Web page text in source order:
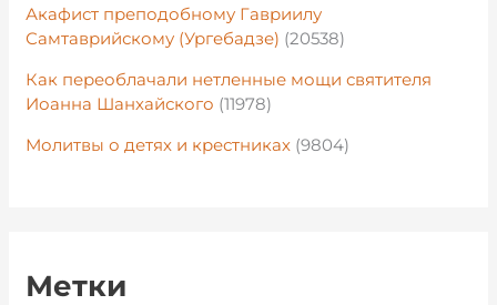
Акафист преподобному Гавриилу
Самтаврийскому (Ургебадзе) (20538)
Как переоблачали нетленные мощи святителя
Иоанна Шанхайского (11978)
Молитвы о детях и крестниках (9804)
Метки